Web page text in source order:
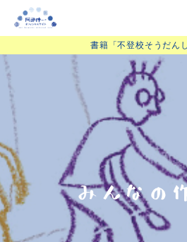
書籍「不登校そうだん